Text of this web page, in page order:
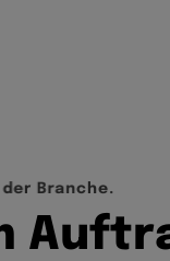
der Branche
Auftr